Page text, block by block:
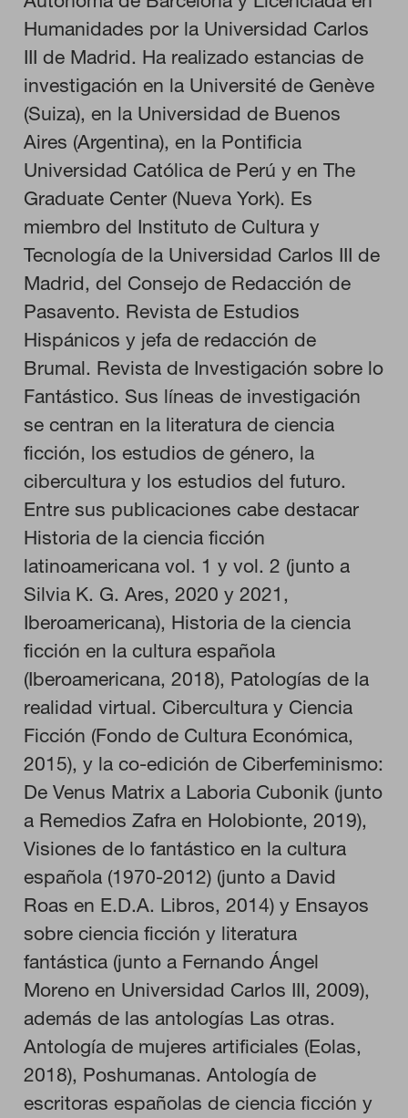
Humanidades por la Universidad Carlos
III de Madrid. Ha realizado estancias de
investigación en la Université de Genève
(Suiza), en la Universidad de Buenos
Aires (Argentina), en la Pontificia
Universidad Católica de Perú y en The
Graduate Center (Nueva York). Es
miembro del Instituto de Cultura y
Tecnología de la Universidad Carlos III de
Madrid, del Consejo de Redacción de
Pasavento. Revista de Estudios
Hispánicos y jefa de redacción de
Brumal. Revista de Investigación sobre lo
Fantástico. Sus líneas de investigación
se centran en la literatura de ciencia
ficción, los estudios de género, la
cibercultura y los estudios del futuro.
Entre sus publicaciones cabe destacar
Historia de la ciencia ficción
latinoamericana vol. 1 y vol. 2 (junto a
Silvia K. G. Ares, 2020 y 2021,
Iberoamericana), Historia de la ciencia
ficción en la cultura española
(Iberoamericana, 2018), Patologías de la
realidad virtual. Cibercultura y Ciencia
Ficción (Fondo de Cultura Económica,
2015), y la co-edición de Ciberfeminismo:
De Venus Matrix a Laboria Cubonik (junto
a Remedios Zafra en Holobionte, 2019),
Visiones de lo fantástico en la cultura
española (1970-2012) (junto a David
Roas en E.D.A. Libros, 2014) y Ensayos
sobre ciencia ficción y literatura
fantástica (junto a Fernando Ángel
Moreno en Universidad Carlos III, 2009),
además de las antologías Las otras.
Antología de mujeres artificiales (Eolas,
2018), Poshumanas. Antología de
escritoras españolas de ciencia ficción y
CONFIGURACIÓN DE COOKIES
RECHAZAR TODO
HABILITAR TODO
Cookies necesarias
Estas cookies son necesarias para que el sitio web funcione y
configurar su navegador para bloquear o alertar sobre estas
cookies, pero alguna áreas del sitio no funcionarán. Estas
cookies no almacenan ninguna información de identificación
personal.
Cookies de rendimiento
Estas cookies nos permiten contar las visitas y fuentes de
tráfico para poder evaluar el rendimiento de nuestro sitio y
mejorarlo. Nos ayudan a saber qué páginas son las más o
menos visitadas, y cómo los visitantes navegan por el sitio.
Toda la información que recogen estas cookies es agregada y,
por lo tanto, es anónima.
GUARDAR CONFIGURACIÓN
Puedes volver a configurar tus cookies desde la sección "Configuración
política de cookies